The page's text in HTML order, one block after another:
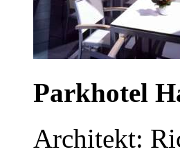
Parkhotel
Architekt: